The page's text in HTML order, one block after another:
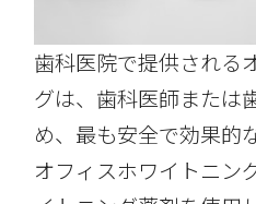
歯科医院で提供される
グは、歯科医師または
め、最も安全で効果的
オフィスホワイトニン